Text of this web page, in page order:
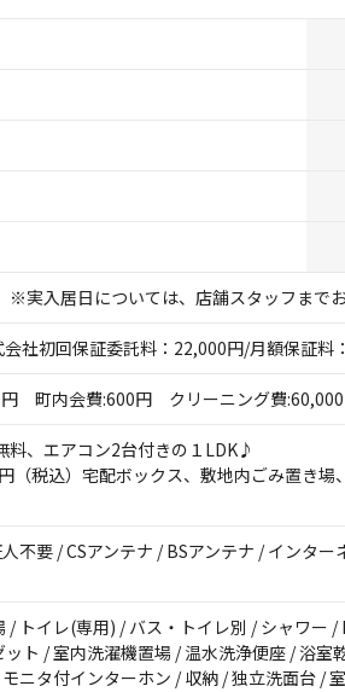
ついては、店舗スタッフまでお問
社初回保証委託料：22,000円/月額保証料
町内会費:600円 クリーニング費
料、エアコン2台付きの１LDK♪
（税込）宅配ボックス、敷地内ごみ置き
不要 / CSアンテナ / BSアンテナ / インタ
/ トイレ(専用) / バス・トイレ別 / シャワー
ト / 室内洗濯機置場 / 温水洗浄便座 / 浴
ニタ付インターホン / 収納 / 独立洗面台 /